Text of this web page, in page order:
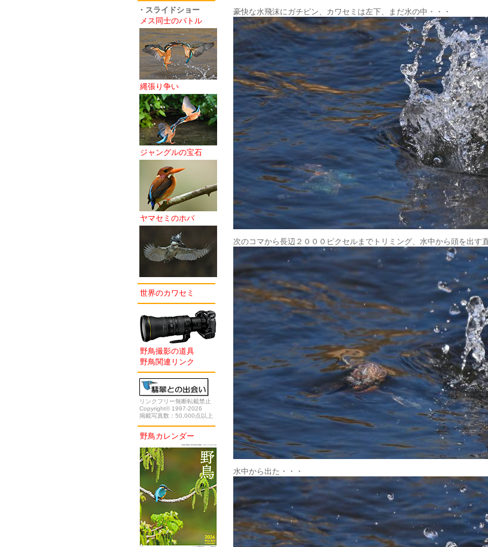
・スライドショー
メス同士のバトル
縄張り争い
ジャングルの宝石
ヤマセミのホバ
世界のカワセミ
野鳥撮影の道具
野鳥関連リンク
リンクフリー無断転載禁止
Copyright© 1997-2026
掲載写真数：50,000点以上
野鳥カレンダー
豪快な水飛沫にガチピン、カワセミは左下、まだ水の中・・・
次のコマから長辺２０００ピクセルまでトリミング、水中から頭を出す
水中から出た・・・